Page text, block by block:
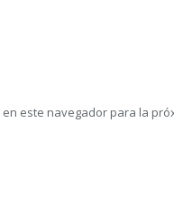
este navegador para la